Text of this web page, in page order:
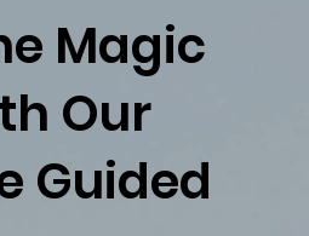
Magic
Our
Guided